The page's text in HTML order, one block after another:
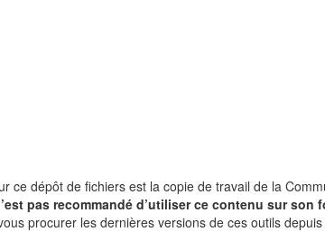
ce dépôt de fichiers est la copie de travail de la
pas recommandé d’utiliser ce contenu sur son
procurer les dernières versions de ces outils